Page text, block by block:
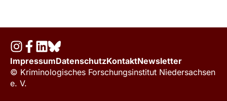
ImpressumDatenschutzKontaktNewsletter
© Kriminologisches Forschungsinstitut Niedersachsen
e. V.